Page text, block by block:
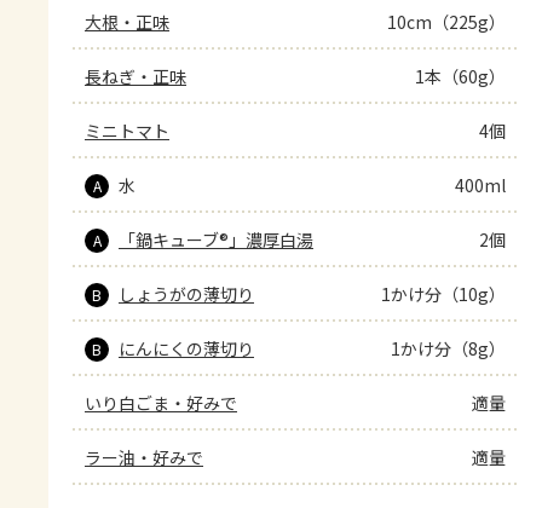
大根・正味 10cm（225g）
長ねぎ・正味 1本（60g）
ミニトマト 4個
A 水 400ml
A 「鍋キューブ®」濃厚白湯 2個
B しょうがの薄切り 1かけ分（10g）
B にんにくの薄切り 1かけ分（8g）
いり白ごま・好みで 適量
ラー油・好みで 適量